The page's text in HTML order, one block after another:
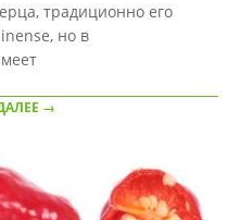
традиционно его
но в
→